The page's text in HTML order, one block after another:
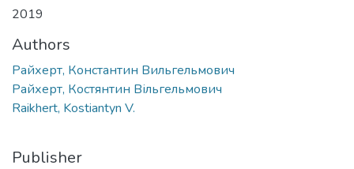
2019
Authors
Райхерт, Константин Вильгельмович
Райхерт, Костянтин Вільгельмович
Raikhert, Kostiantyn V.
Publisher